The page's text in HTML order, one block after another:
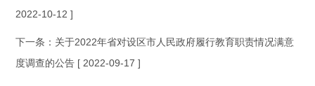
2022-10-12 ]
下一条： 关于2022年省对设区市人民政府履行教育职责情况满意
度调查的公告 [ 2022-09-17 ]